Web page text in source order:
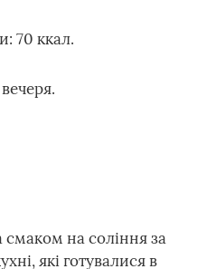
70 ккал.
смаком на соління за
які готувалися в